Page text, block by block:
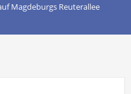
Magdeburgs Reuterallee